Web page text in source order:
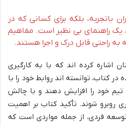
باتجربه، بلکه برای کسانی که در
یک راهنمای بی نظیر است. مفاهیم
راحتی قابل درک و اجرا هستند.
اشاره کرده اند که با به کارگیری
کتاب، توانسته اند روابط خود را با
تیم خود را افزایش دهند و با چالش
روبرو شوند. تأکید کتاب بر اهمیت
توسعه فردی، از جمله مواردی است که